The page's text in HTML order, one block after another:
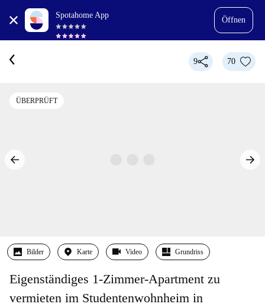
Spotahome App
Öffnen
9 70
ÜBERPRÜFT
Bilder Karte Video Grundriss
Eigenständiges 1-Zimmer-Apartment zu
vermieten im Studentenwohnheim in